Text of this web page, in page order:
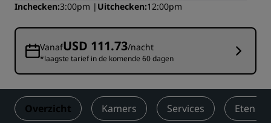
Inchecken 3:00pm Uitchecken 12:00pm
VanafUSD 111.73/nacht
*laagste tarief in de komende 60 dagen
Overzicht Kamers Services Eten